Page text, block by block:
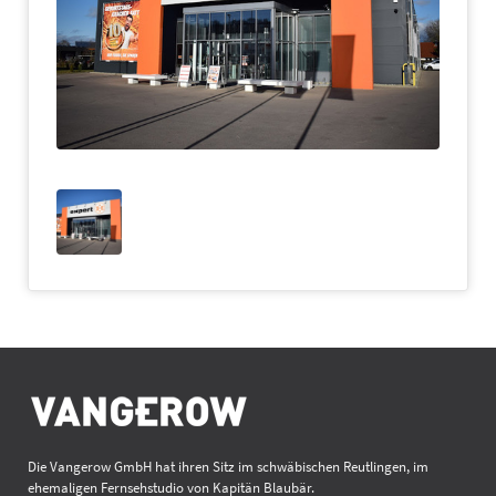
Die Vangerow GmbH hat ihren Sitz im schwäbischen Reutlingen, im
ehemaligen Fernsehstudio von Kapitän Blaubär.